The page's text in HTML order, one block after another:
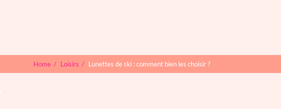
Home / Loisirs / Lunettes de ski : comment bien les choisir ?